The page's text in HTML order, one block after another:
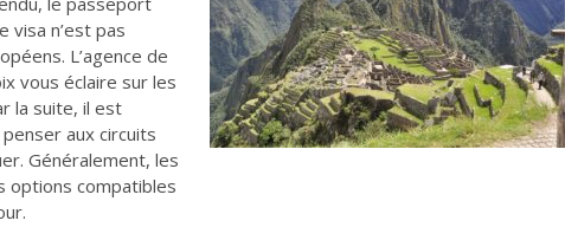
visa n’est pas
L’agence de
vous éclaire sur les
la suite, il est
aux circuits
Généralement, les
options compatibles